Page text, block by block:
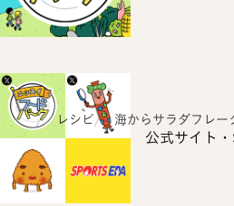
公式サイト
ホーム レシピ 海からサラダフレー